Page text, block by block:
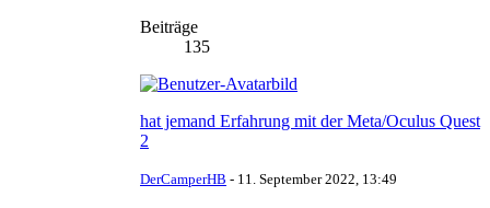
Beiträge
135
hat jemand Erfahrung mit der Meta/Oculus Quest
2
DerCamperHB - 11. September 2022, 13:49